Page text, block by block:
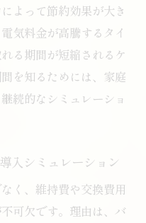
よって節約効果が大き
気料金が高騰するタイ
る期間が短縮されるケ
を知るためには、家庭
続的なシミュレーショ
入シミュレーション
く、維持費や交換費用
可欠です。理由は、バ